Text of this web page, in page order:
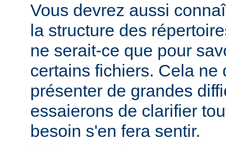
Vous devrez aussi
la structure des
ne serait-ce que pour
certains fichiers. Cela ne
présenter de grandes
essaierons de clarifier
besoin s'en fera sentir.